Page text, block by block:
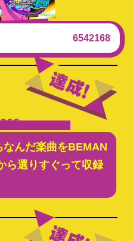
6542168
なんだ楽曲をBEMAN
ら選りすぐって収録